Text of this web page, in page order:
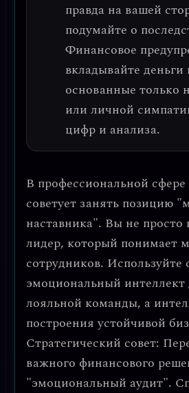
правда на вашей
подумайте о
Финансовое
вкладывайте деньги
основанные только
или личной
цифр и анализа.
В профессиональной сфере
советует занять позицию
наставника". Вы не просто
лидер, который понимает
сотрудников. Используйте
эмоциональный интеллект
лояльной команды, а
построения устойчивой
Стратегический совет:
важного финансового
"эмоциональный аудит".